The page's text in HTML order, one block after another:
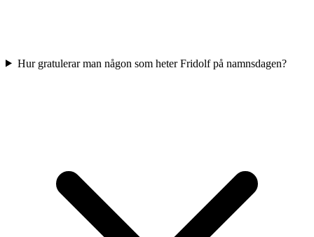
Hur gratulerar man någon som heter Fridolf på namnsdagen?